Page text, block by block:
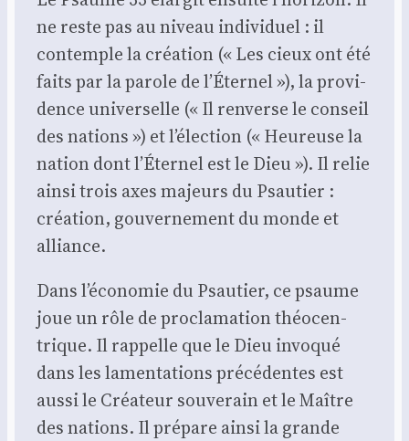
ne reste pas au niveau indi­vi­duel : il
contemple la créa­tion (« Les cieux ont été
faits par la parole de l’Éternel »), la pro­vi­
dence uni­ver­selle (« Il ren­verse le conseil
des nations ») et l’élection (« Heu­reuse la
nation dont l’Éternel est le Dieu »). Il relie
ain­si trois axes majeurs du Psau­tier :
créa­tion, gou­ver­ne­ment du monde et
alliance.
Dans l’économie du Psau­tier, ce psaume
joue un rôle de pro­cla­ma­tion théo­cen­
trique. Il rap­pelle que le Dieu invo­qué
dans les lamen­ta­tions pré­cé­dentes est
aus­si le Créa­teur sou­ve­rain et le Maître
des nations. Il pré­pare ain­si la grande